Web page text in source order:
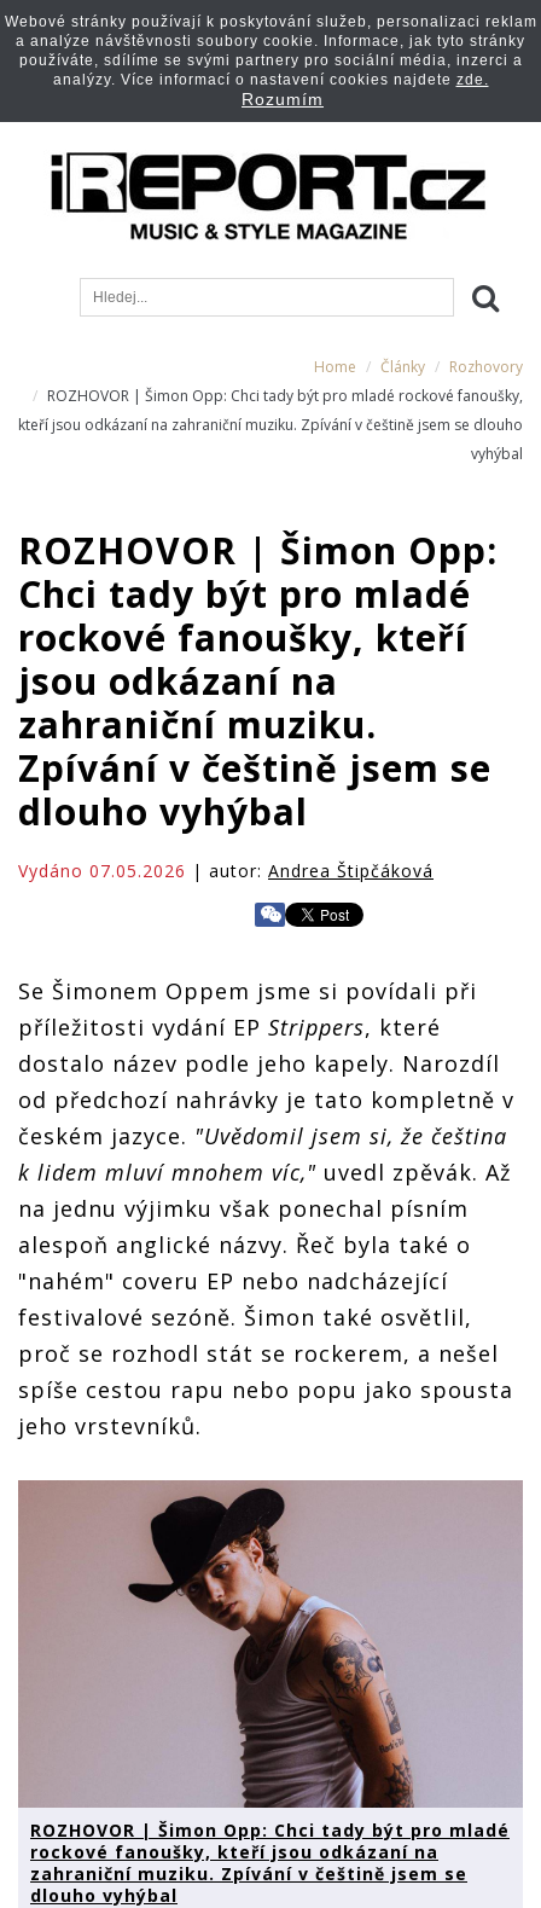
Home Články
Rozhovory
ROZHOVOR | Šimon Opp: Chci tady být pro mladé rockové fanoušky,
kteří jsou odkázaní na zahraniční muziku. Zpívání v češtině jsem se dlouho
vyhýbal
ROZHOVOR | Šimon Opp:
Chci tady být pro mladé
rockové fanoušky, kteří
jsou odkázaní na
zahraniční muziku.
Zpívání v češtině jsem se
dlouho vyhýbal
Vydáno 07.05.2026 | autor: Andrea Štipčáková
Se Šimonem Oppem jsme si povídali při
příležitosti vydání EP Strippers, které
dostalo název podle jeho kapely. Narozdíl
od předchozí nahrávky je tato kompletně v
českém jazyce. "Uvědomil jsem si, že čeština
k lidem mluví mnohem víc," uvedl zpěvák. Až
na jednu výjimku však ponechal písním
alespoň anglické názvy. Řeč byla také o
"nahém" coveru EP nebo nadcházející
festivalové sezóně. Šimon také osvětlil,
proč se rozhodl stát se rockerem, a nešel
spíše cestou rapu nebo popu jako spousta
jeho vrstevníků.
ROZHOVOR | Šimon Opp: Chci tady být pro mladé
rockové fanoušky, kteří jsou odkázaní na
zahraniční muziku. Zpívání v češtině jsem se
dlouho vyhýbal
Webové stránky používají k poskytování služeb, personalizaci reklam
a analýze návštěvnosti soubory cookie. Informace, jak tyto stránky
používáte, sdílíme se svými partnery pro sociální média, inzerci a
analýzy. Více informací o nastavení cookies najdete zde.
Rozumím